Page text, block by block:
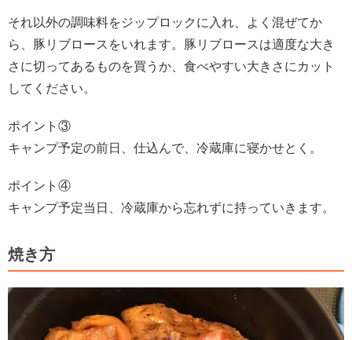
それ以外の調味料をジップロックに入れ、よく混ぜてか
ら、豚リブロースをいれます。豚リブロースは適度な大き
さに切ってあるものを買うか、食べやすい大きさにカット
してください。
ポイント③
キャンプ予定の前日、仕込んで、冷蔵庫に寝かせとく。
ポイント④
キャンプ予定当日、冷蔵庫から忘れずに持っていきます。
焼き方